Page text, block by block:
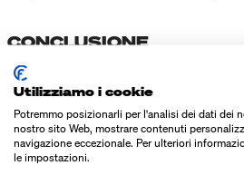
CONCLUSIONE
Latecnologia di etichettatura
complete per un'etichettatura
prodotti, in grado di soddisfare i
moderna. Combinando sistemi di
e macchine etichettatrici innovative,
Utilizziamo i cookie
Potremmo posizionarli per l'analisi dei dati dei
nostro sito Web, mostrare contenuti
navigazione eccezionale. Per ulteriori
le impostazioni.